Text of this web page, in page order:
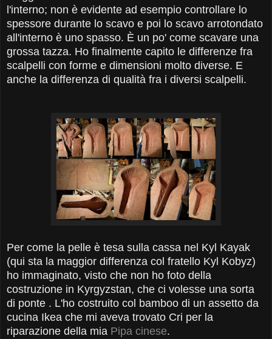
l'interno; non è evidente ad esempio controllare lo
spessore durante lo scavo e poi lo scavo arrotondato
all'interno è uno spasso. È un po' come scavare una
grossa tazza. Ho finalmente capito le differenze fra
scalpelli con forme e dimensioni molto diverse. E
anche la differenza di qualità fra i diversi scalpelli.
Per come la pelle è tesa sulla cassa nel Kyl Kayak
(qui sta la maggior differenza col fratello Kyl Kobyz)
ho immaginato, visto che non ho foto della
costruzione in Kyrgyzstan, che ci volesse una sorta
di ponte . L'ho costruito col bamboo di un assetto da
cucina Ikea che mi aveva trovato Cri per la
riparazione della mia Pipa cinese.